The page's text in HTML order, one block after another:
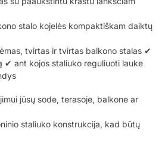
stalo kojelės kompaktiškam daiktų
tvirtas ir tvirtas balkono stalas ✔
✔ ant kojos staliuko reguliuoti lauke
jūsų sode, terasoje, balkone ar
staliuko konstrukcija, kad būtų